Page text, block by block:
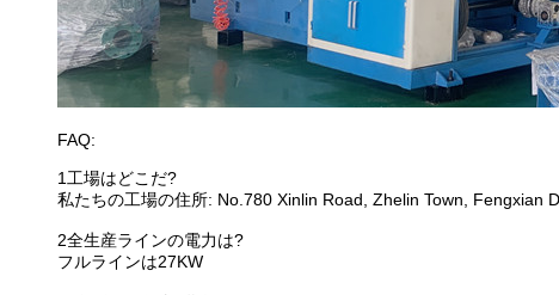
FAQ:
1工場はどこだ?
私たちの工場の住所: No.780 Xinlin Road, Zhelin Town, Fengxian
2全生産ラインの電力は?
フルラインは27KW